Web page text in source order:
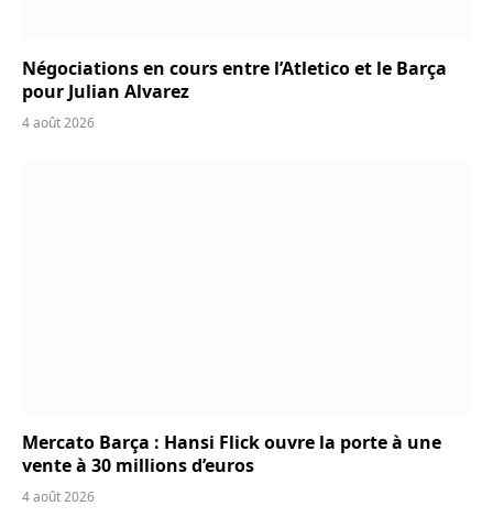
Négociations en cours entre l’Atletico et le Barça
pour Julian Alvarez
4 août 2026
Mercato Barça : Hansi Flick ouvre la porte à une
vente à 30 millions d’euros
4 août 2026